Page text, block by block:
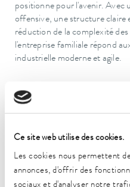
Ce site web utilise des cookies.
Les cookies nous permettent
annonces, d'offrir des
positionne pour l'avenir. Avec
offensive, une structure claire
réduction de la complexité
l'entreprise familiale répond
industrielle moderne et agile.
Dr. Ralf Hermann occupe le
plus important des appareils
des services et de la direction
distribution. Avant de
notamment travaillé chez